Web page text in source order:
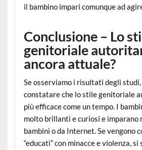
il bambino impari comunque ad
Conclusione – Lo
genitoriale
ancora attuale?
Se osserviamo i risultati degli studi,
constatare che lo stile genitoriale
più efficace come un tempo. I
molto brillanti e curiosi e imparano
bambini o da Internet. Se vengono
“educati” con minacce e violenza,